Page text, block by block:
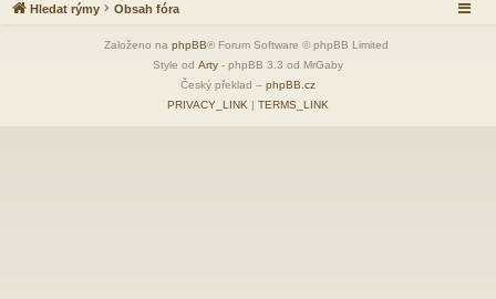
Hledat rýmy Obsah fóra
Založeno na phpBB® Forum Software © phpBB Limited
Style od Arty - phpBB 3.3 od MrGaby
Český překlad – phpBB.cz
PRIVACY_LINK | TERMS_LINK